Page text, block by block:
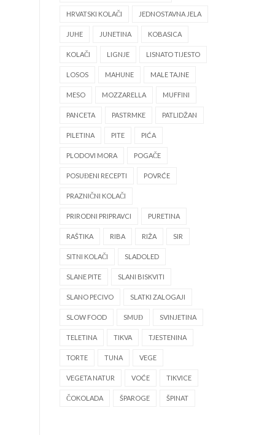
HRVATSKI KOLAČI JEDNOSTAVNA JELA
JUHE JUNETINA KOBASICA
KOLAČI LIGNJE LISNATO TIJESTO
LOSOS MAHUNE MALE TAJNE
MESO MOZZARELLA MUFFINI
PANCETA PASTRMKE PATLIDŽAN
PILETINA PITE PIĆA
PLODOVI MORA POGAČE
POSUĐENI RECEPTI POVRĆE
PRAZNIČNI KOLAČI
PRIRODNI PRIPRAVCI PURETINA
RAŠTIKA RIBA RIŽA SIR
SITNI KOLAČI SLADOLED
SLANE PITE SLANI BISKVITI
SLANO PECIVO SLATKI ZALOGAJI
SLOW FOOD SMUĐ SVINJETINA
TELETINA TIKVA TJESTENINA
TORTE TUNA VEGE
VEGETA NATUR VOĆE TIKVICE
ČOKOLADA ŠPAROGE ŠPINAT